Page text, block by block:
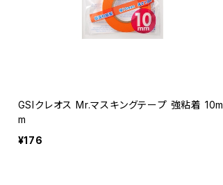
GSIクレオス Mr.マスキングテープ 強粘着 10m
m
¥176